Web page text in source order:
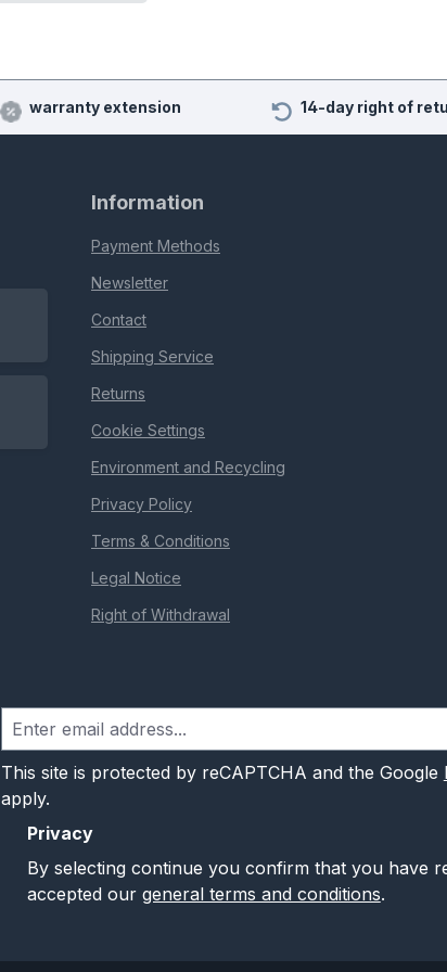
warranty extension 14-day right of
Information
Payment Methods
Newsletter
Contact
Shipping Service
Returns
Cookie Settings
Environment and Recycling
Privacy Policy
Terms & Conditions
Legal Notice
Right of Withdrawal
This site is protected by reCAPTCHA and the Google
apply.
Privacy
By selecting continue you confirm that you have
accepted our general terms and conditions.